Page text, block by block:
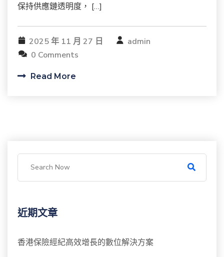
保持供應鏈透明度， […]
2025 年 11 月 27 日
admin
0 Comments
Read More
近期文章
香港保險經紀高效增長的數位解決方案